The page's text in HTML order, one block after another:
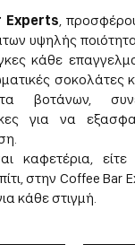
Experts ,
υψηλής
κάθε
σοκολάτες
βοτάνων,
για να
καφετέρια,
στην Coffee Bar
κάθε στιγμή.